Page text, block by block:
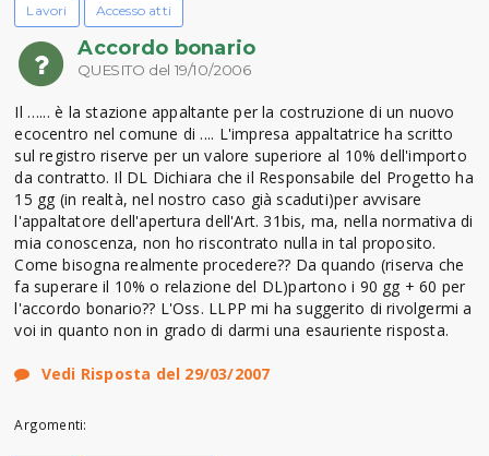
Lavori Accesso atti
Accordo bonario
QUESITO del 19/10/2006
Il …... è la stazione appaltante per la costruzione di un nuovo
ecocentro nel comune di .... L'impresa appaltatrice ha scritto
sul registro riserve per un valore superiore al 10% dell'importo
da contratto. Il DL Dichiara che il Responsabile del Progetto ha
15 gg (in realtà, nel nostro caso già scaduti)per avvisare
l'appaltatore dell'apertura dell'Art. 31bis, ma, nella normativa di
mia conoscenza, non ho riscontrato nulla in tal proposito.
Come bisogna realmente procedere?? Da quando (riserva che
fa superare il 10% o relazione del DL)partono i 90 gg + 60 per
l'accordo bonario?? L'Oss. LLPP mi ha suggerito di rivolgermi a
voi in quanto non in grado di darmi una esauriente risposta.
Vedi Risposta del 29/03/2007
Argomenti: